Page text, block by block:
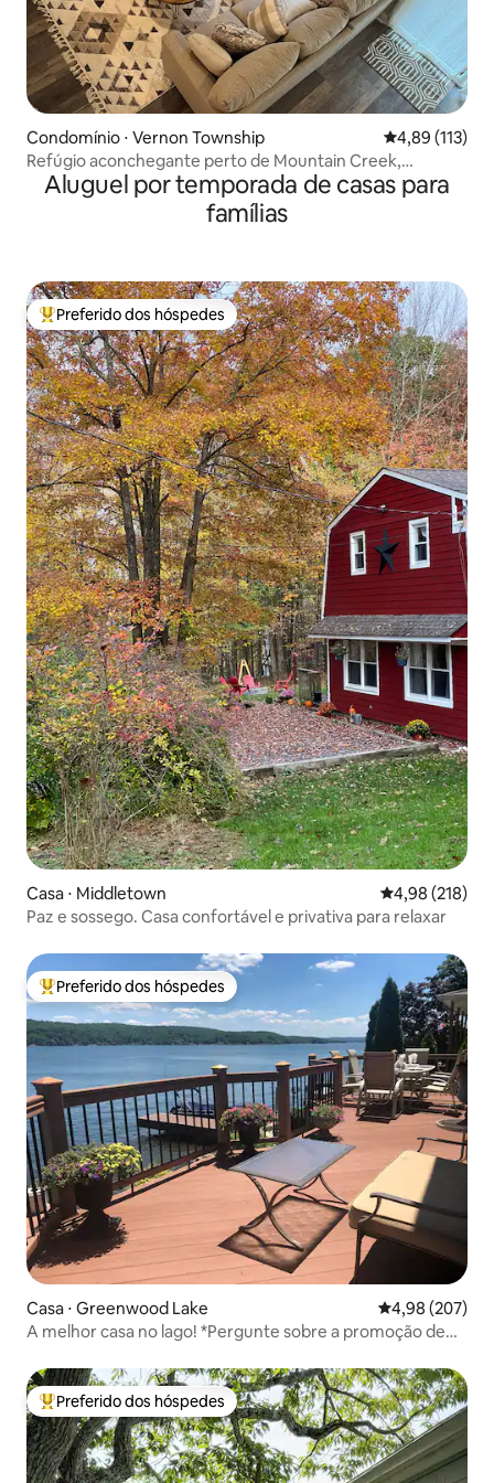
Condomínio ⋅ Vernon Township 4,89 de uma
4,89 (113)
Refúgio aconchegante perto de Mountain Creek,
minerais e golfe!
Aluguel por temporada de casas para
famílias
Entre os melhores preferidos dos hóspedes
Preferido dos hóspedes
Casa ⋅ Middletown 4,98 de uma
4,98 (218)
Paz e sossego. Casa confortável e privativa para relaxar
Entre os melhores preferidos dos hóspedes
Preferido dos hóspedes
Casa ⋅ Greenwood Lake 4,98 de uma
4,98 (207)
A melhor casa no lago! *Pergunte sobre a promoção de
Entre os melhores preferidos dos hóspedes
Preferido dos hóspedes